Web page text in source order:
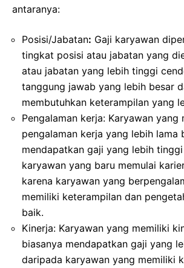
antaranya:
Posisi/Jabatan: Gaji karyawan
tingkat posisi atau jabatan yang
atau jabatan yang lebih tinggi
tanggung jawab yang lebih besar
membutuhkan keterampilan yang
Pengalaman kerja: Karyawan yang
pengalaman kerja yang lebih lama
mendapatkan gaji yang lebih
karyawan yang baru memulai
karena karyawan yang
memiliki keterampilan dan
baik.
Kinerja: Karyawan yang memiliki
biasanya mendapatkan gaji yang
daripada karyawan yang memiliki